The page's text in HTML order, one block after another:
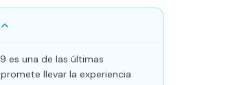
Premium
en IA (GEO)
E-commerce con IA
es una de las últimas
llevar la experiencia